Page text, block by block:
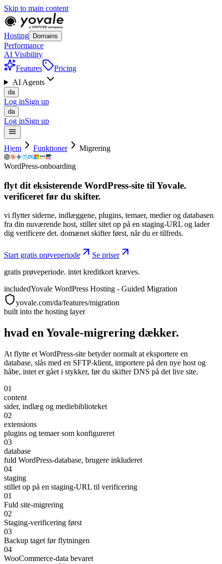
Skip to main content
Hosting Domains
Performance
AI Visibility
Features
Pricing
AI Agents
da
Log inSign up
da
Log inSign up
Hjem Funktioner Migrering
WordPress-onboarding
flyt dit eksisterende WordPress-site til Yovale.
verificeret før du skifter.
vi flytter siderne, indlæggene, plugins, temaer, medier og databasen
fra din nuværende host, stiller sitet op på en staging-URL og lader
dig verificere det. domænet skifter først, når du er tilfreds.
Start gratis prøveperiode
Se priser
gratis prøveperiode. intet kreditkort kræves.
includedYovale WordPress Hosting - Guided Migration
yovale.com/da/features/migration
built into the hosting layer
hvad en Yovale-migrering dækker.
At flytte et WordPress-site betyder normalt at eksportere en
database, slås med en SFTP-klient, importere på den nye host og
håbe, intet er gået i stykker, før du skifter DNS på det live site.
01
content
sider, indlæg og mediebiblioteket
02
extensions
plugins og temaer som konfigureret
03
database
fuld WordPress-database, brugere inkluderet
04
staging
stillet op på en staging-URL til verificering
01
Fuld site-migrering
02
Staging-verificering først
03
Backup taget før flytningen
04
WooCommerce-data bevaret